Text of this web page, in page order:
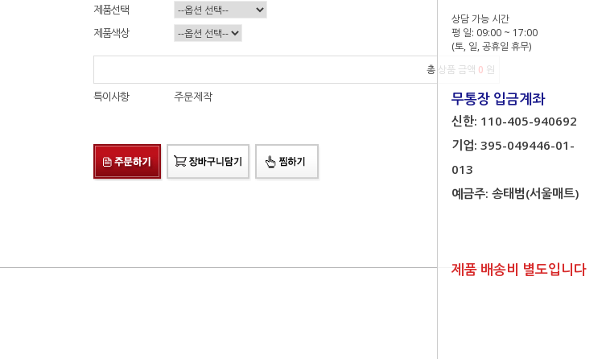
상담 가능 시간
평 일: 09:00 ~ 17:00
(토, 일, 공휴일 휴무)
무통장 입금계좌
신한: 110-405-940692
기업: 395-049446-01-
013
예금주: 송태범(서울매트)
제품 배송비 별도입니다
제품선택
제품색상
총 상품 금액 0 원
특이사항 주문제작